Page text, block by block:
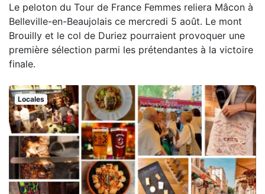
Le peloton du Tour de France Femmes reliera Mâcon à
Belleville-en-Beaujolais ce mercredi 5 août. Le mont
Brouilly et le col de Duriez pourraient provoquer une
première sélection parmi les prétendantes à la victoire
finale.
Locales